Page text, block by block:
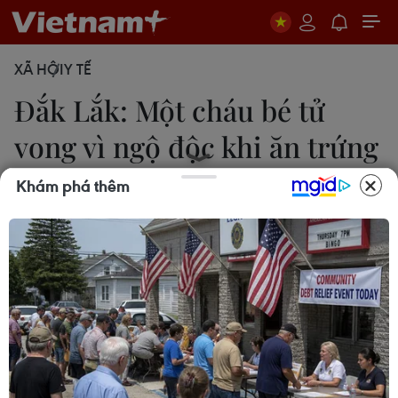
XÃ HỘIY TẾ
Đắk Lắk: Một cháu bé tử
vong vì ngộ độc khi ăn trứng
cóc
Anh Dũng
06/08/2015 09:02
Trong ba cháu bé được đưa vào Bệnh viện Đa
khoa tỉnh Đắk Lắk cấp cứu chiều 5/8 do bị ngộ
độc thịt và trứng cóc, một bé gái tên H’Tuyết Niê (2
tuổi) đã tử vong.
Khám phá thêm